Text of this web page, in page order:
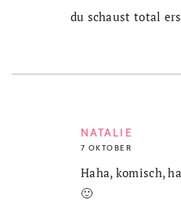
du schaust total
NATALIE
7 OKTOBER
Haha, komisch,
🙂